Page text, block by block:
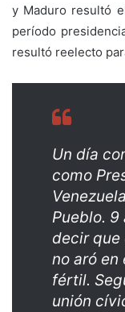
y Maduro resultó
período
resultó reelecto
Un día
como
Pueblo. 9
decir que
no aró en
fértil.
unión